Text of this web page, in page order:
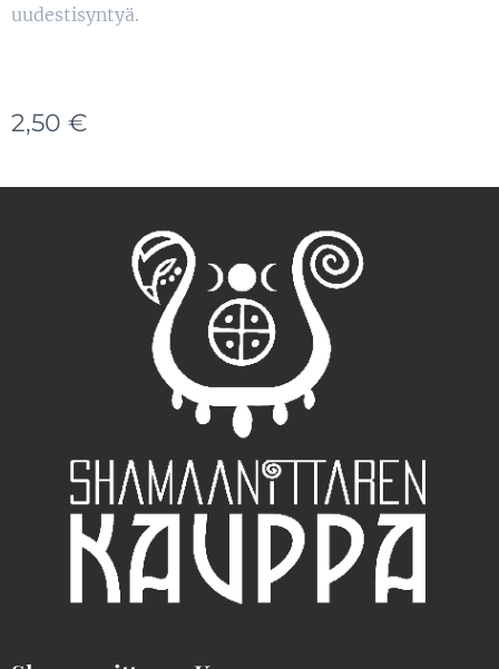
uudestisyntyä.
2,50 €